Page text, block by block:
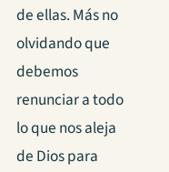
de ellas. Más no
olvidando que
debemos
renunciar a todo
lo que nos aleja
de Dios para